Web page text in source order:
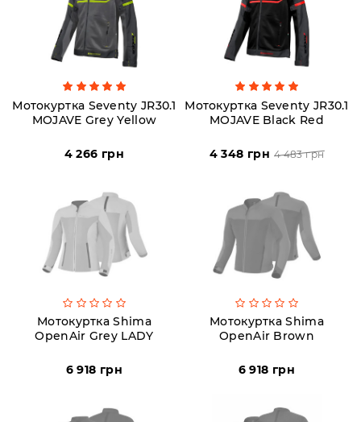
Мотокуртка Seventy JR30.1
MOJAVE Grey Yellow
4 266 грн
Мотокуртка Seventy JR30.1
MOJAVE Black Red
4 348 грн 4 483 грн
Мотокуртка Shima
OpenAir Grey LADY
6 918 грн
Мотокуртка Shima
OpenAir Brown
6 918 грн